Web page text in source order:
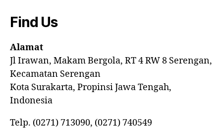
Find Us
Alamat
Jl Irawan, Makam Bergola, RT 4 RW 8 Serengan,
Kecamatan Serengan
Kota Surakarta, Propinsi Jawa Tengah,
Indonesia
Telp. (0271) 713090, (0271) 740549